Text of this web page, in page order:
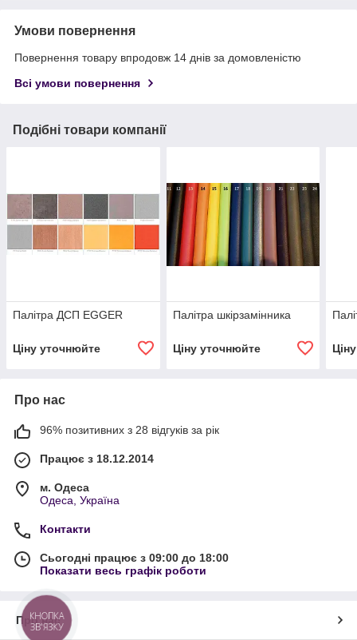
Умови повернення
Повернення товару впродовж 14 днів за домовленістю
Всі умови повернення
Подібні товари компанії
Палітра ДСП EGGER
Ціну уточнюйте
Палітра шкірзамінника
Ціну уточнюйте
Про нас
96% позитивних з 28 відгуків за рік
Працює з 18.12.2014
м. Одеса
Одеса, Україна
Контакти
Сьогодні працює з 09:00 до 18:00
Показати весь графік роботи
Про нас
КНОПКА
ЗВ'ЯЗКУ